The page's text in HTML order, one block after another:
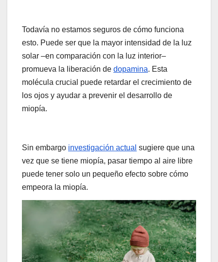
Todavía no estamos seguros de cómo funciona
esto. Puede ser que la mayor intensidad de la luz
solar –en comparación con la luz interior–
promueva la liberación de dopamina. Esta
molécula crucial puede retardar el crecimiento de
los ojos y ayudar a prevenir el desarrollo de
miopía.
Sin embargo investigación actual sugiere que una
vez que se tiene miopía, pasar tiempo al aire libre
puede tener solo un pequeño efecto sobre cómo
empeora la miopía.